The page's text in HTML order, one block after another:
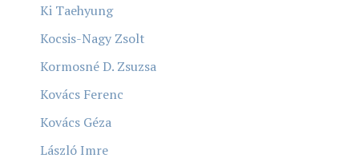
Ki Taehyung
Kocsis-Nagy Zsolt
Kormosné D. Zsuzsa
Kovács Ferenc
Kovács Géza
László Imre